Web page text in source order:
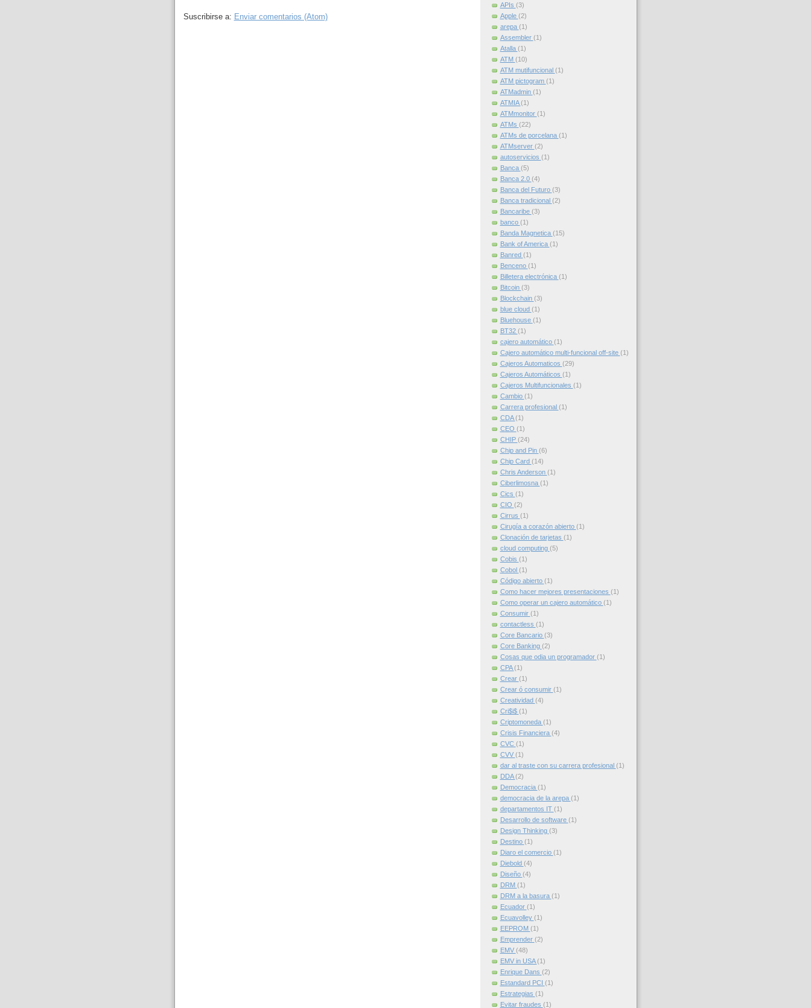
Suscribirse a: Enviar comentarios (Atom)
APIs (3)
Apple (2)
arepa (1)
Assembler (1)
Atalla (1)
ATM (10)
ATM mutifuncional (1)
ATM pictogram (1)
ATMadmin (1)
ATMIA(1)
ATMmonitor (1)
ATMs (22)
ATMs de porcelana (1)
ATMserver (2)
autoservicios (1)
Banca (5)
Banca 2.0 (4)
Banca del Futuro (3)
Banca tradicional (2)
Bancaribe (3)
banco (1)
Banda Magnetica (15)
Bank of America (1)
Banred (1)
Benceno (1)
Billetera electrónica (1)
Bitcoin (3)
Blockchain (3)
blue cloud (1)
Bluehouse (1)
BT32 (1)
cajero automático (1)
Cajero automático multi-funcional off-site (1)
Cajeros Automaticos (29)
Cajeros Automáticos (1)
Cajeros Multifuncionales (1)
Cambio (1)
Carrera profesional (1)
CDA(1)
CEO (1)
CHIP (24)
Chip and Pin (6)
Chip Card (14)
Chris Anderson (1)
Ciberlimosna (1)
Cics (1)
CIO (2)
Cirrus (1)
Cirugía a corazón abierto (1)
Clonación de tarjetas (1)
cloud computing (5)
Cobis (1)
Cobol (1)
Código abierto (1)
Como hacer mejores presentaciones (1)
Como operar un cajero automático (1)
Consumir (1)
contactless (1)
Core Bancario (3)
Core Banking (2)
Cosas que odia un programador (1)
CPA(1)
Crear (1)
Crear ó consumir (1)
Creatividad (4)
Cri$i$ (1)
Criptomoneda (1)
Crisis Financiera (4)
CVC (1)
CVV (1)
dar al traste con su carrera profesional (1)
DDA(2)
Democracia (1)
democracia de la arepa (1)
departamentos IT (1)
Desarrollo de software (1)
Design Thinking (3)
Destino (1)
Diaro el comercio (1)
Diebold (4)
Diseño (4)
DRM (1)
DRM a la basura (1)
Ecuador (1)
Ecuavolley (1)
EEPROM (1)
Emprender (2)
EMV (48)
EMV in USA(1)
Enrique Dans (2)
Estandard PCI (1)
Estrategias (1)
Evitar fraudes (1)